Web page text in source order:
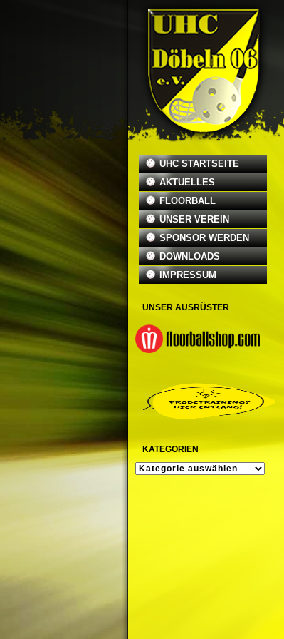
UHC STARTSEITE
AKTUELLES
FLOORBALL
UNSER VEREIN
SPONSOR WERDEN
DOWNLOADS
IMPRESSUM
UNSER AUSRÜSTER
KATEGORIEN
KATEGORIEN